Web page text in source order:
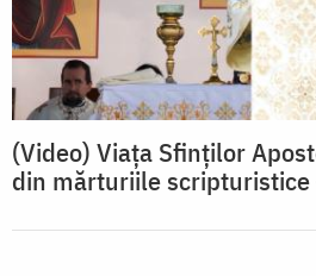
(Video) Viața Sfinților
din mărturiile scripturistice